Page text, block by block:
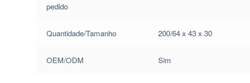
pedido
Quantidade/Tamanho 200/64 x 43 x 30
OEM/ODM Sim